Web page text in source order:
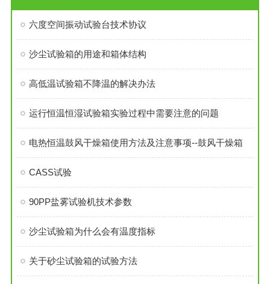
六度空间振动试验台技术协议
沙尘试验箱的用途和箱体结构
高低温试验箱不降温的解决办法
运行恒温恒湿试验箱实验过程中需要注意的问题
电热恒温鼓风干燥箱使用方法及注意事项--鼓风干燥箱
CASS试验
90PP盐雾试验机技术参数
沙尘试验箱为什么会有温度指标
关于砂尘试验箱的试验方法